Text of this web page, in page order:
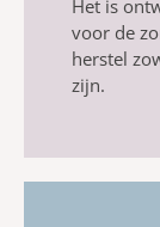
Het is
voor de
herstel
zijn.